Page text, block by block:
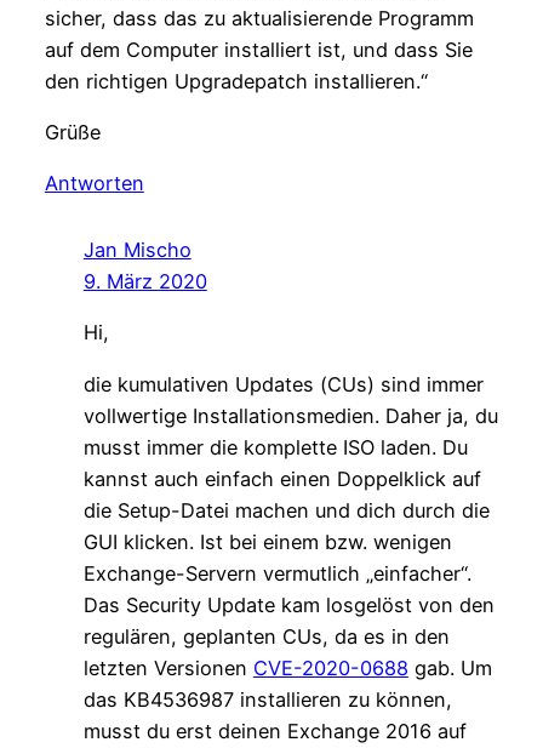
sicher, dass das zu aktualisierende Programm
auf dem Computer installiert ist, und dass Sie
den richtigen Upgradepatch installieren.“
Grüße
Antworten
Jan Mischo
9. März 2020
Hi,
die kumulativen Updates (CUs) sind immer
vollwertige Installationsmedien. Daher ja, du
musst immer die komplette ISO laden. Du
kannst auch einfach einen Doppelklick auf
die Setup-Datei machen und dich durch die
GUI klicken. Ist bei einem bzw. wenigen
Exchange-Servern vermutlich „einfacher“.
Das Security Update kam losgelöst von den
regulären, geplanten CUs, da es in den
letzten Versionen CVE-2020-0688 gab. Um
das KB4536987 installieren zu können,
musst du erst deinen Exchange 2016 auf